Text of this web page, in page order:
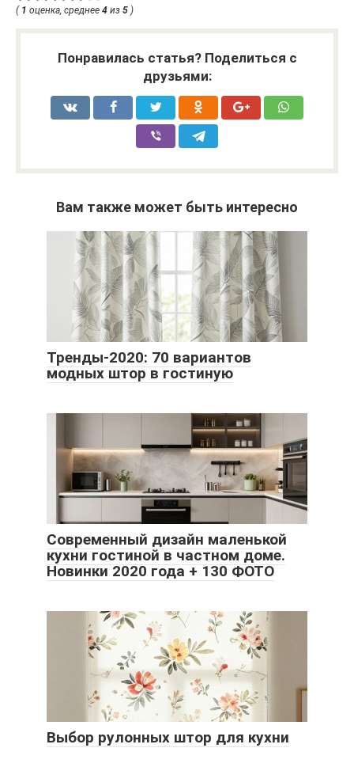
( 1 оценка, среднее 4 из 5 )
Понравилась статья? Поделиться с
друзьями:
Вам также может быть интересно
Тренды-2020: 70 вариантов
модных штор в гостиную
Современный дизайн маленькой
кухни гостиной в частном доме.
Новинки 2020 года + 130 ФОТО
Выбор рулонных штор для кухни